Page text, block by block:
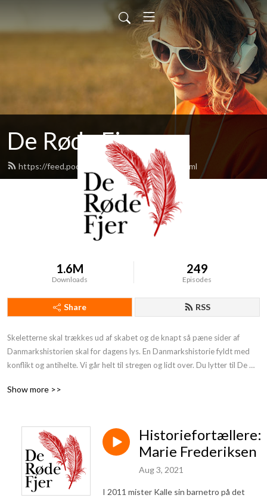
De Røde Fjer
https://feed.podbean.com/deroedefjer/feed.xml
1.6M
Downloads
249
Episodes
Share RSS
Skeletterne skal trækkes ud af skabet og de knapt så pæne sider af
Danmarkshistorien skal for dagens lys. En Danmarkshistorie fyldt med
konflikt og antihelte. Vi går helt til stregen og lidt over. Du lytter til De
din podcast:https: //deroedefjer.10er.app/
Show more >>
Historiefortællere:
Marie Frederiksen
Aug 3, 2021
I 2011 mister Kalle sin barnetro på det